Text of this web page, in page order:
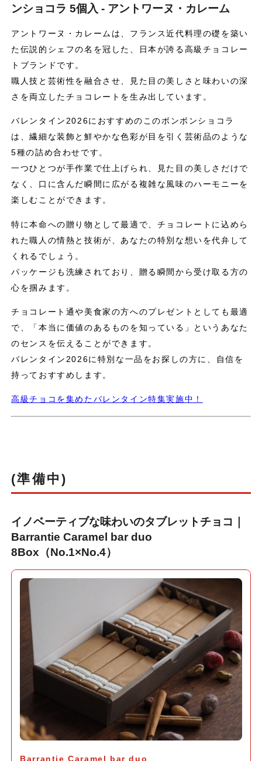
ンショコラ 5個入 - アントワーヌ・カレーム
アントワーヌ・カレームは、フランス近代料理の礎を築い
た伝説的シェフの名を冠した、日本が誇る高級チョコレー
トブランドです。
職人技と芸術性を融合させ、見た目の美しさと味わいの深
さを両立したチョコレートを生み出しています。
バレンタイン2026におすすめのこのボンボンショコラ
は、繊細な装飾と鮮やかな色彩が目を引く芸術品のような
5種の詰め合わせです。
一つひとつが手作業で仕上げられ、見た目の美しさだけで
なく、口に含んだ瞬間に広がる複雑な風味のハーモニーを
楽しむことができます。
特に本命への贈り物として最適で、チョコレートに込めら
れた職人の情熱と技術が、あなたの特別な想いを代弁して
くれるでしょう。
パッケージも洗練されており、贈る瞬間から受け取る方の
心を掴みます。
チョコレート通や美食家の方へのプレゼントとしても最適
で、「本当に価値のあるものを知っている」というあなた
のセンスを伝えることができます。
バレンタイン2026に特別な一品をお探しの方に、自信を
持っておすすめします。
高級チョコを集めたバレンタイン特集実施中！
(準備中)
イノベーティブな味わいのタブレットチョコ｜
Barrantie Caramel bar duo
8Box（No.1×No.4）
Barrantie Caramel bar duo